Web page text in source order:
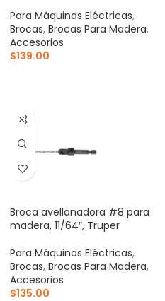
Para Máquinas Eléctricas,
Brocas, Brocas Para Madera,
Accesorios
$139.00
Broca avellanadora #8 para
madera, 11/64″, Truper
Para Máquinas Eléctricas,
Brocas, Brocas Para Madera,
Accesorios
$135.00